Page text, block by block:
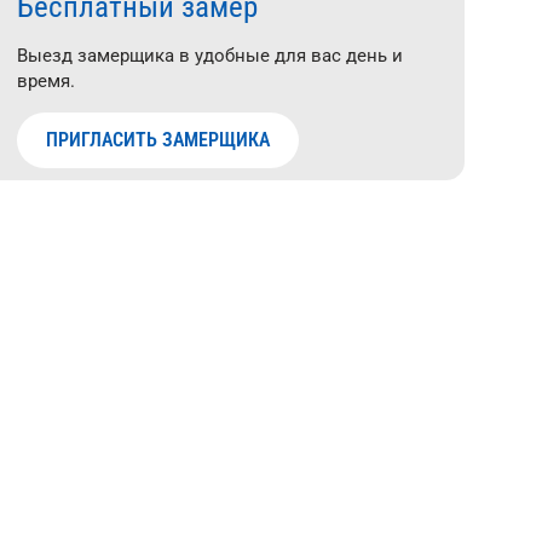
Выезд замерщика в удобные для вас день и
время.
ПРИГЛАСИТЬ ЗАМЕРЩИКА